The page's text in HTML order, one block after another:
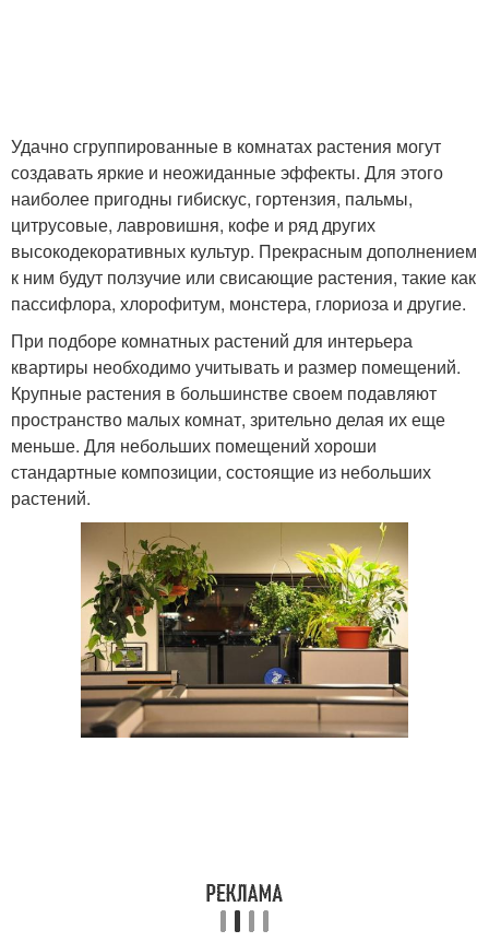
Удачно сгруппированные в комнатах растения могут
создавать яркие и неожиданные эффекты. Для этого
наиболее пригодны гибискус, гортензия, пальмы,
цитрусовые, лавровишня, кофе и ряд других
высокодекоративных культур. Прекрасным дополнением
к ним будут ползучие или свисающие растения, такие как
пассифлора, хлорофитум, монстера, глориоза и другие.
При подборе комнатных растений для интерьера
квартиры необходимо учитывать и размер помещений.
Крупные растения в большинстве своем подавляют
пространство малых комнат, зрительно делая их еще
меньше. Для небольших помещений хороши
стандартные композиции, состоящие из небольших
растений.